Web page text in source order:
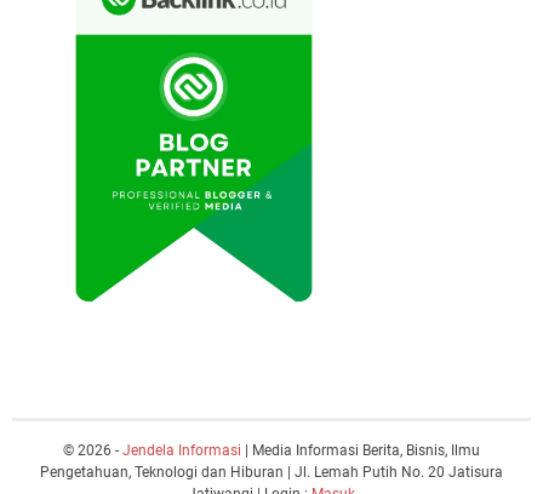
© 2026 - Jendela Informasi | Media Informasi Berita, Bisnis, Ilmu
Pengetahuan, Teknologi dan Hiburan | Jl. Lemah Putih No. 20 Jatisura